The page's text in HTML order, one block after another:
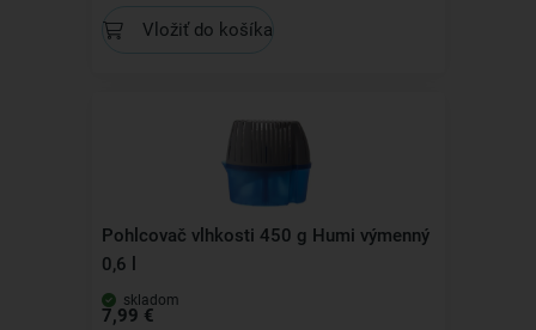
Vložiť do košíka
Pohlcovač vlhkosti 450 g Humi výmenný
0,6 l
skladom
7,99 €